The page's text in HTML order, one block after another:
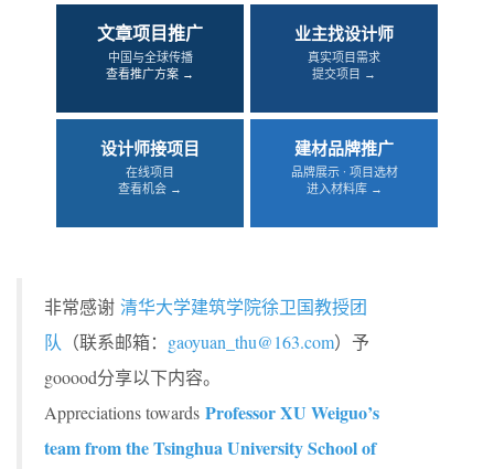
文章项目推广
中国与全球传播
查看推广方案 →
业主找设计师
真实项目需求
提交项目 →
设计师接项目
在线项目
查看机会 →
建材品牌推广
品牌展示 · 项目选材
进入材料库 →
非常感谢 清华大学建筑学院徐卫国教授团
队 （联系邮箱： gaoyuan_thu@163.com）予
gooood分享以下内容。
Appreciations towards Professor XU Weiguo’s
team from the Tsinghua University School of